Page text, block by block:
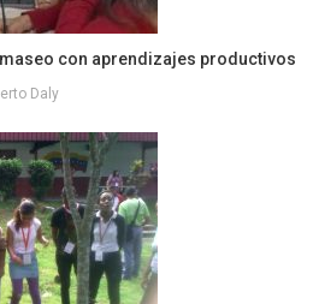
con aprendizajes productivos
Daly